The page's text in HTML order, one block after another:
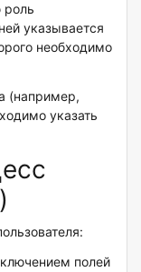
роль
указывается
необходимо
(например,
указать
полей